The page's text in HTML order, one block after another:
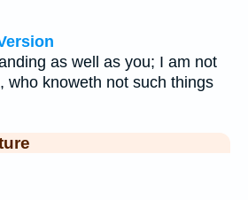
as well as you; I am not
who knoweth not such things